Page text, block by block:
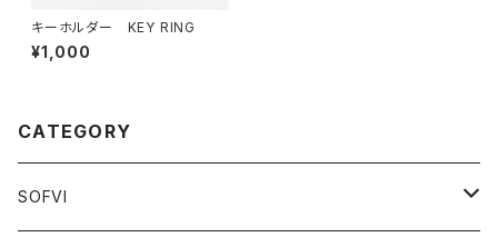
キーホルダー KEY RING
¥1,000
CATEGORY
SOFVI